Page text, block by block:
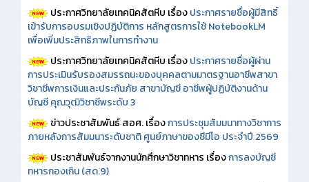
ประกาศวิทยาลัยเทคนิคสัตหีบ เรื่องประกาศรายชื่อผู้มีสิทธิ์
เข้ารับการอบรมเชิงปฏิบัติการ หลักสูตรการใช้ NotebookLM
เพื่อเพิ่มประสิทธิภาพในการทำงาน
ประกาศวิทยาลัยเทคนิคสัตหีบ เรื่องประกาศรายชื่อผู้ผ่าน
การประเมินรับรองสมรรถนะของบุคคลตามมาตรฐานอาชีพสาขา
วิชาชีพการเงินและประกันภัย สาขาบัญชี อาชีพผู้ปฏิบัติงานด้าน
บัญชี คุณวุฒิวิชาชีพระดับ 3
ข่าวประชาสัมพันธ์ สอศ.เรื่องการประชุมสัมมนาทางวิชาการ
ภายหลังการสัมมนาระดับชาติ ศูนย์ภาษาของซีมีโอ ประจำปี 2569
ประชาสัมพันธ์จากงานนักศึกษาวิชาทหาร เรื่องการลงบัญชี
ทหารกองเกิน (สด.9)